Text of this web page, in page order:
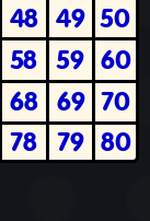
48 49 50
58 59 60
68 69 70
78 79 80